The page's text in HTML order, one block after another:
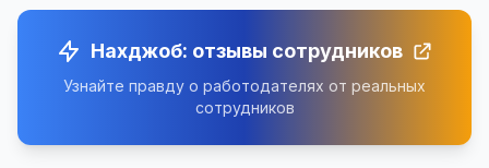
Нахджоб: отзывы сотрудников
Узнайте правду о работодателях от реальных
сотрудников